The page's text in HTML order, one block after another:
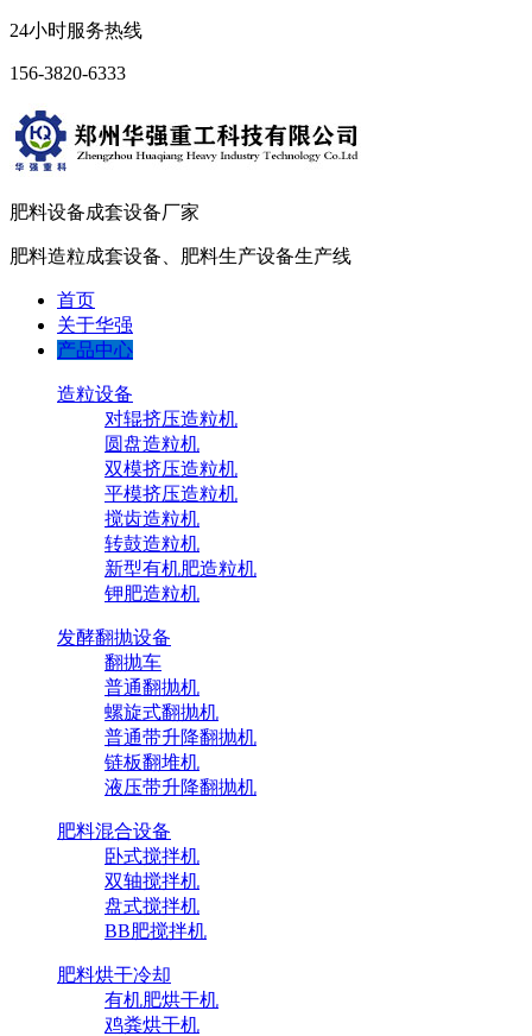
24小时服务热线
156-3820-6333
肥料设备成套设备厂家
肥料造粒成套设备、肥料生产设备生产线
首页
关于华强
产品中心
造粒设备
对辊挤压造粒机
圆盘造粒机
双模挤压造粒机
平模挤压造粒机
搅齿造粒机
转鼓造粒机
新型有机肥造粒机
钾肥造粒机
发酵翻抛设备
翻抛车
普通翻抛机
螺旋式翻抛机
普通带升降翻抛机
链板翻堆机
液压带升降翻抛机
肥料混合设备
卧式搅拌机
双轴搅拌机
盘式搅拌机
BB肥搅拌机
肥料烘干冷却
有机肥烘干机
鸡粪烘干机